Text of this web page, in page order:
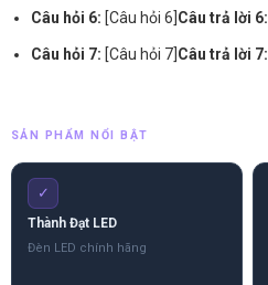
Câu hỏi 6: [Câu hỏi 6] Câu trả lời 6:
Câu hỏi 7: [Câu hỏi 7] Câu trả lời 7:
SẢN PHẨM NỔI BẬT
✓
Thành Đạt LED
Đèn LED chính hãng